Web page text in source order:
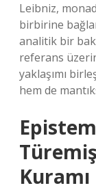
Leibniz,
birbirine
analitik bir
referans
yaklaşımı
hem de
Kuramı